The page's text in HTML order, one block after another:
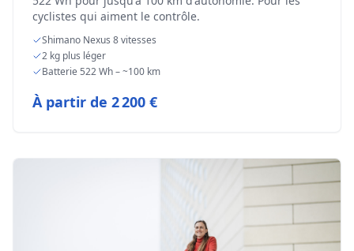
cyclistes qui aiment le contrôle.
Shimano Nexus 8 vitesses
2 kg plus léger
Batterie 522 Wh – ~100 km
À partir de 2 200 €